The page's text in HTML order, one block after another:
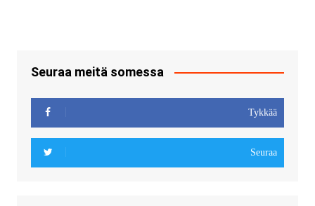
Seuraa meitä somessa
Tykkää
Seuraa